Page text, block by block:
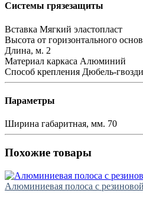
Системы грязезащиты
Вставка Мягкий эластопласт
Высота от горизонтального
Длина, м. 2
Материал каркаса Алюминий
Способ крепления Дюбель-гвозди
Параметры
Ширина габаритная, мм. 70
Похожие товары
Алюминиевая полоса с